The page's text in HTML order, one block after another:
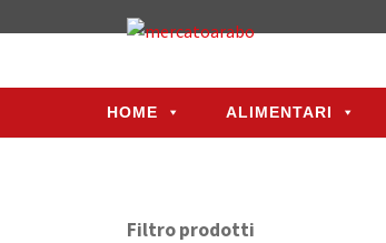
HOME ALIMENTARI
Filtro prodotti